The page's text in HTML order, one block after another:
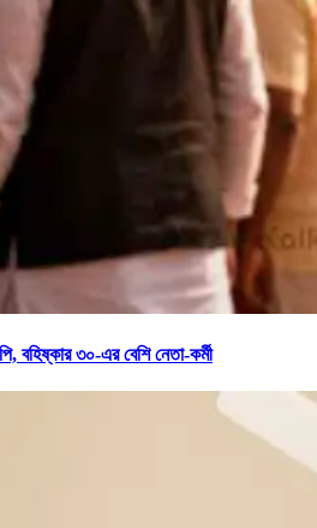
বহিষ্কার ৩০-এর বেশি নেতা-কর্মী